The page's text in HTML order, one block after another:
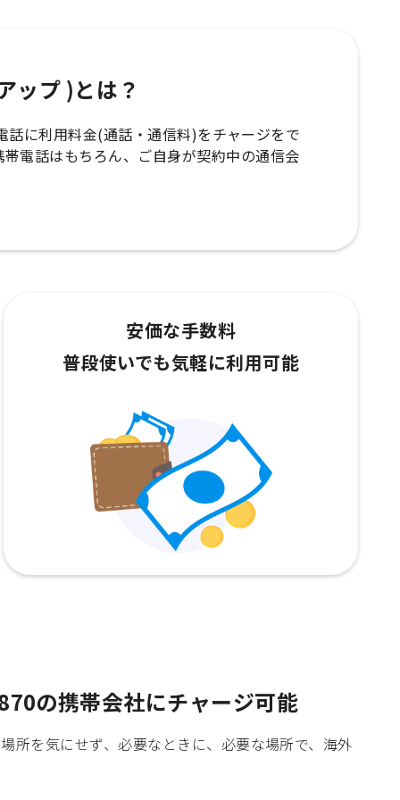
ップ )とは？
に利用料金(通話・通信料)をチャージをで
電話はもちろん、ご自身が契約中の通信会
安価な手数料
普段使いでも気軽に利用可能
の携帯会社にチャージ可能
所を気にせず、必要なときに、必要な場所で、海外